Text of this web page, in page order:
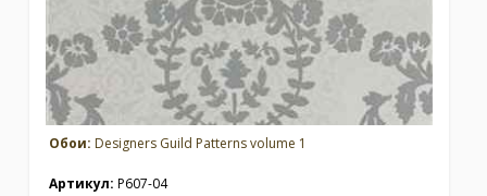
Обои: Designers Guild Patterns volume 1
Артикул: P607-04